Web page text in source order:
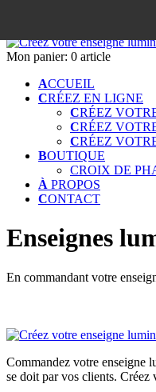
Mon panier: 0 article
ACCUEIL
CRÉEZ EN LIGNE
CRÉEZ
CRÉEZ
CRÉEZ
BOUTIQUE
CROIX DE
À PROPOS
CONTACT
Enseignes
En commandant votre
Commandez votre enseigne
se doit par vos clients. Créez